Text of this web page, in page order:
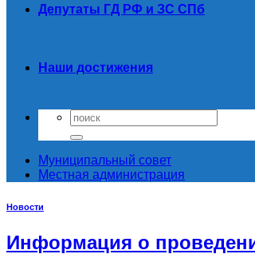
Депутаты ГД РФ и ЗС СПб
Наши достижения
Муниципальный совет
Местная администрация
Новости
Информация о